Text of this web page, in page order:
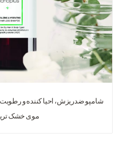
شامپو ضدریزش، احیا کننده و
موی خشک